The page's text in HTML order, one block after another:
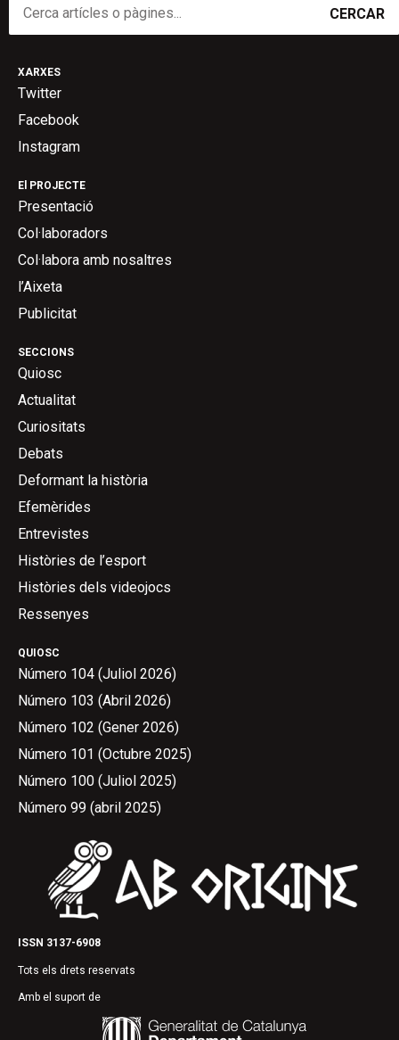
CERCAR
ISSN 3137-6908
Tots els drets reservats
Amb el suport de
QUIOSC
Número 104 (Juliol 2026)
Número 103 (Abril 2026)
Número 102 (Gener 2026)
Número 101 (Octubre 2025)
Número 100 (Juliol 2025)
Número 99 (abril 2025)
SECCIONS
Quiosc
Actualitat
Curiositats
Debats
Deformant la història
Efemèrides
Entrevistes
Històries de l’esport
Històries dels videojocs
Ressenyes
El PROJECTE
Presentació
Col·laboradors
Col·labora amb nosaltres
l’Aixeta
Publicitat
XARXES
Twitter
Facebook
Instagram